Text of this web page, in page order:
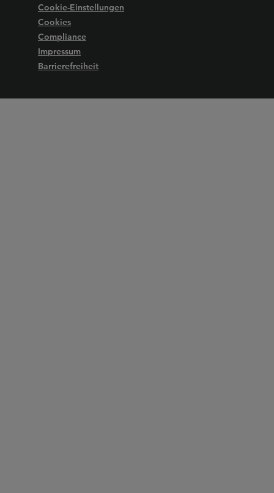
Cookie-Einstellungen
Cookies
Compliance
Impressum
Barrierefreiheit